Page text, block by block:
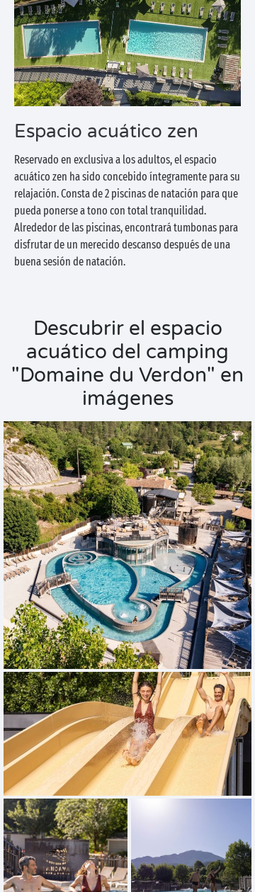
Espacio acuático zen
Reservado en exclusiva a los adultos, el espacio
acuático zen ha sido concebido íntegramente para su
relajación. Consta de 2 piscinas de natación para que
pueda ponerse a tono con total tranquilidad.
Alrededor de las piscinas, encontrará tumbonas para
disfrutar de un merecido descanso después de una
buena sesión de natación.
Descubrir el espacio
acuático del camping
"Domaine du Verdon" en
imágenes